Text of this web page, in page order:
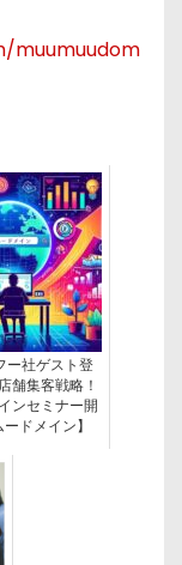
muumuudom
ー社ゲスト登
舗集客戦略！
ンセミナー開
ドメイン】